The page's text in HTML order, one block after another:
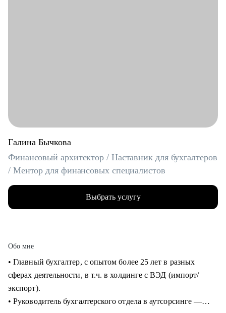
Галина Бычкова
Финансовый архитектор / Наставник для бухгалтеров
/ Ментор для финансовых специалистов
Выбрать услугу
Обо мне
• Главный бухгалтер, с опытом более 25 лет в разных
сферах деятельности, в т.ч. в холдинге с ВЭД (импорт/
экспорт).
• Руководитель бухгалтерского отдела в аутсорсинге —